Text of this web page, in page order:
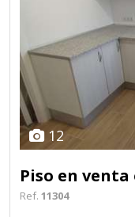
12
Piso en
Ref. 11304